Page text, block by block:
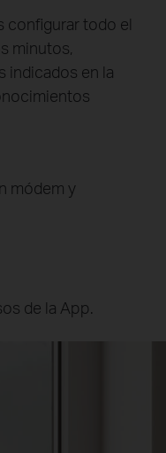
configurar todo el
minutos,
indicados en la
módem y
de la App.